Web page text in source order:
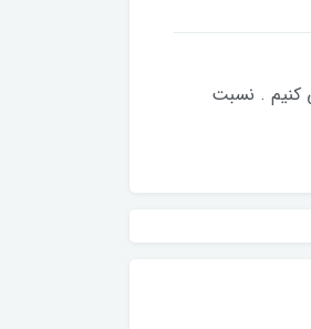
کنیم . نسبت